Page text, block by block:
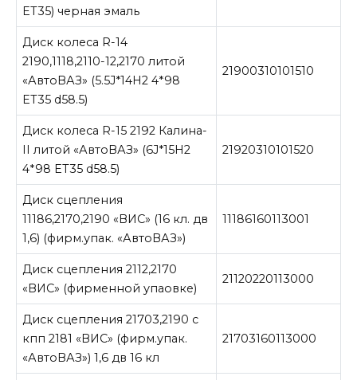
ET35) черная эмаль
Диск колеса R-14
2190,1118,2110-12,2170 литой
«АвтоВАЗ» (5.5J*14H2 4*98
ET35 d58.5)
21900310101510
Диск колеса R-15 2192 Калина-
II литой «АвтоВАЗ» (6J*15H2
4*98 ET35 d58.5)
21920310101520
Диск сцепления
11186,2170,2190 «ВИС» (16 кл. дв
1,6) (фирм.упак. «АвтоВАЗ»)
11186160113001
Диск сцепления 2112,2170
«ВИС» (фирменной упаовке)
21120220113000
Диск сцепления 21703,2190 с
кпп 2181 «ВИС» (фирм.упак.
«АвтоВАЗ») 1,6 дв 16 кл
21703160113000